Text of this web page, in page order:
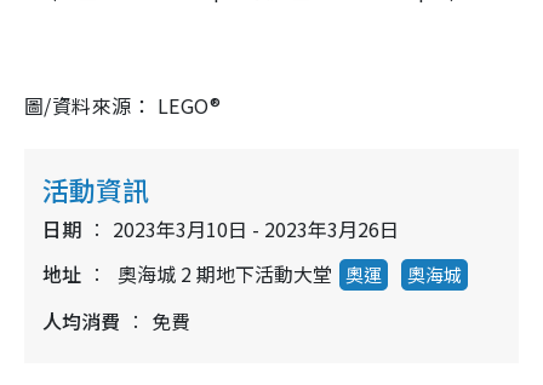
圖/資料來源： LEGO®
活動資訊
日期
2023年3月10日 - 2023年3月26日
地址
奧海城 2 期地下活動大堂 奧運 奧海城
人均消費 免費